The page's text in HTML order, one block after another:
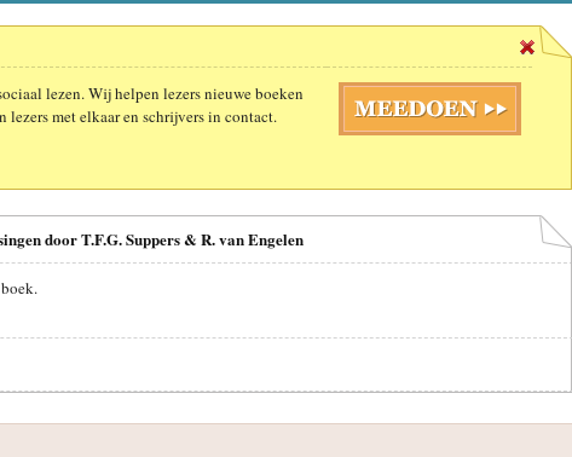
lezen. Wij helpen lezers nieuwe boeken
lezers met elkaar en schrijvers in contact.
door T.F.G. Suppers & R. van Engelen